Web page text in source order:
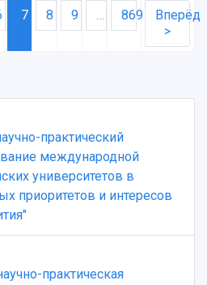
7 8 9 … 869
Вперёд
>
практический
международной
университетов в
приоритетов и интересов
практическая